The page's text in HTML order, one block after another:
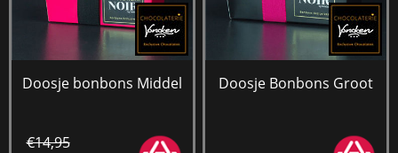
Doosje bonbons Middel
€14,95
Doosje Bonbons Groot